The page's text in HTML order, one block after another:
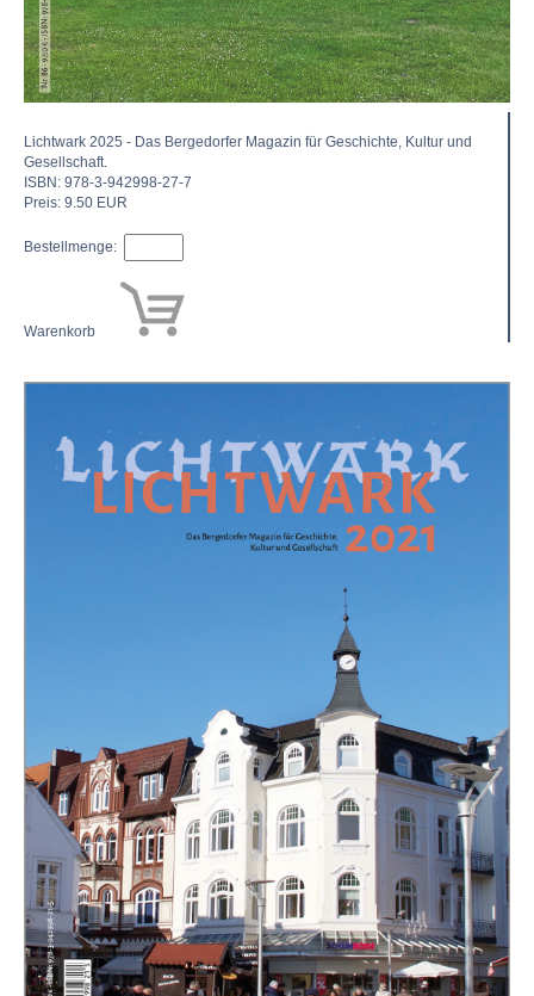
Lichtwark 2025 - Das Berge­dorfer Magazin für Geschich­te, Kultur und
Gesellschaft.
ISBN: 978-3-942998-27-7
Preis: 9.50 EUR
Bestellmenge:
Warenkorb